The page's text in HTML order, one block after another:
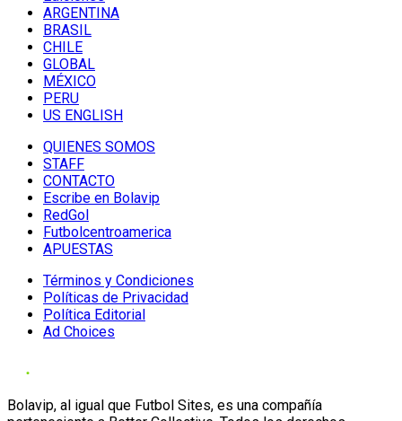
ARGENTINA
BRASIL
CHILE
GLOBAL
MÉXICO
PERU
US ENGLISH
QUIENES SOMOS
STAFF
CONTACTO
Escribe en Bolavip
RedGol
Futbolcentroamerica
APUESTAS
Términos y Condiciones
Políticas de Privacidad
Política Editorial
Ad Choices
Bolavip, al igual que Futbol Sites, es una compañía